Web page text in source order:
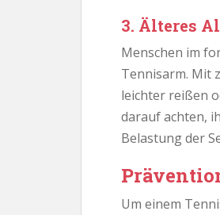
3. Älteres
Menschen im
Tennisarm. Mit
leichter reißen
darauf achten,
Belastung der
Um einem